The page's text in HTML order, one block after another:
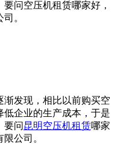
问空压机租赁哪家好，
。
渐发现，相比以前购买空
低企业的生产成本，于是
要问昆明空压机租赁哪家
公司。